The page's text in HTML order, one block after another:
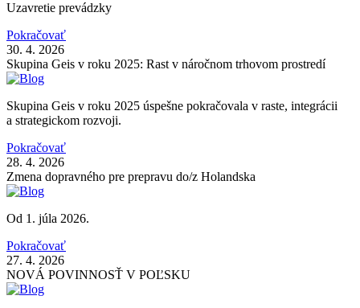
Uzavretie prevádzky
Pokračovať
30. 4. 2026
Skupina Geis v roku 2025: Rast v náročnom trhovom prostredí
Skupina Geis v roku 2025 úspešne pokračovala v raste, integrácii
a strategickom rozvoji.
Pokračovať
28. 4. 2026
Zmena dopravného pre prepravu do/z Holandska
Od 1. júla 2026.
Pokračovať
27. 4. 2026
NOVÁ POVINNOSŤ V POĽSKU